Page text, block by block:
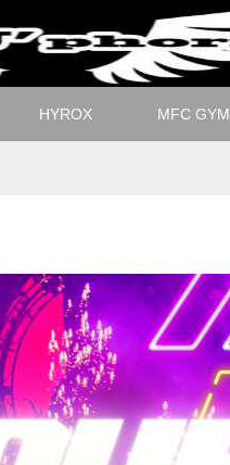
HYROX MFC GYM